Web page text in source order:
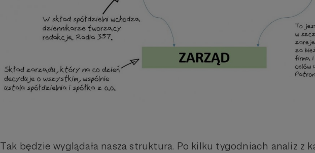
Tak będzie wyglądała nasza struktura. Po kilku tygodniach analiz z